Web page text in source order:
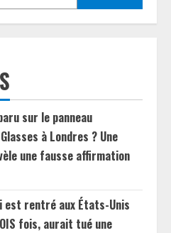
sur le panneau
à Londres ? Une
une fausse affirmation
est rentré aux États-Unis
fois, aurait tué une